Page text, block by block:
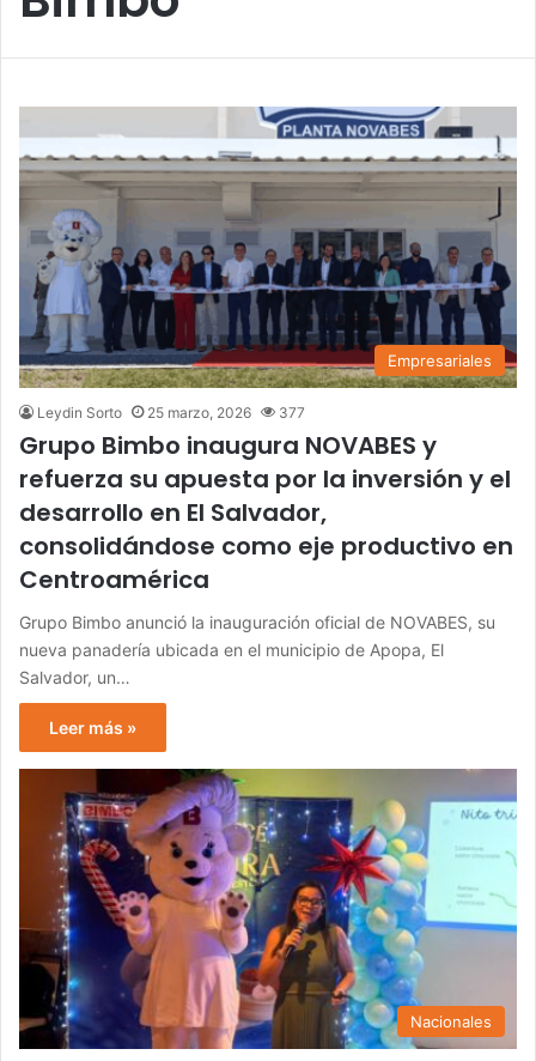
Empresariales
Leydin Sorto 25 marzo, 2026 377
Grupo Bimbo inaugura NOVABES y
refuerza su apuesta por la inversión y el
desarrollo en El Salvador,
consolidándose como eje productivo en
Centroamérica
Grupo Bimbo anunció la inauguración oficial de NOVABES, su
nueva panadería ubicada en el municipio de Apopa, El
Salvador, un…
Leer más »
Nacionales